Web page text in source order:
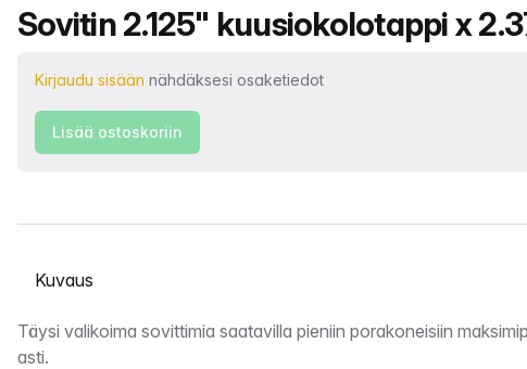
Tuotteen nimi
Sovitin 2.125" kuusiokolotappi x
Kirjaudu sisään nähdäksesi osaketiedot
Lisää ostoskoriin
Valitse välilehti
Kuvaus
Täysi valikoima sovittimia saatavilla pieniin porakoneisiin
asti.